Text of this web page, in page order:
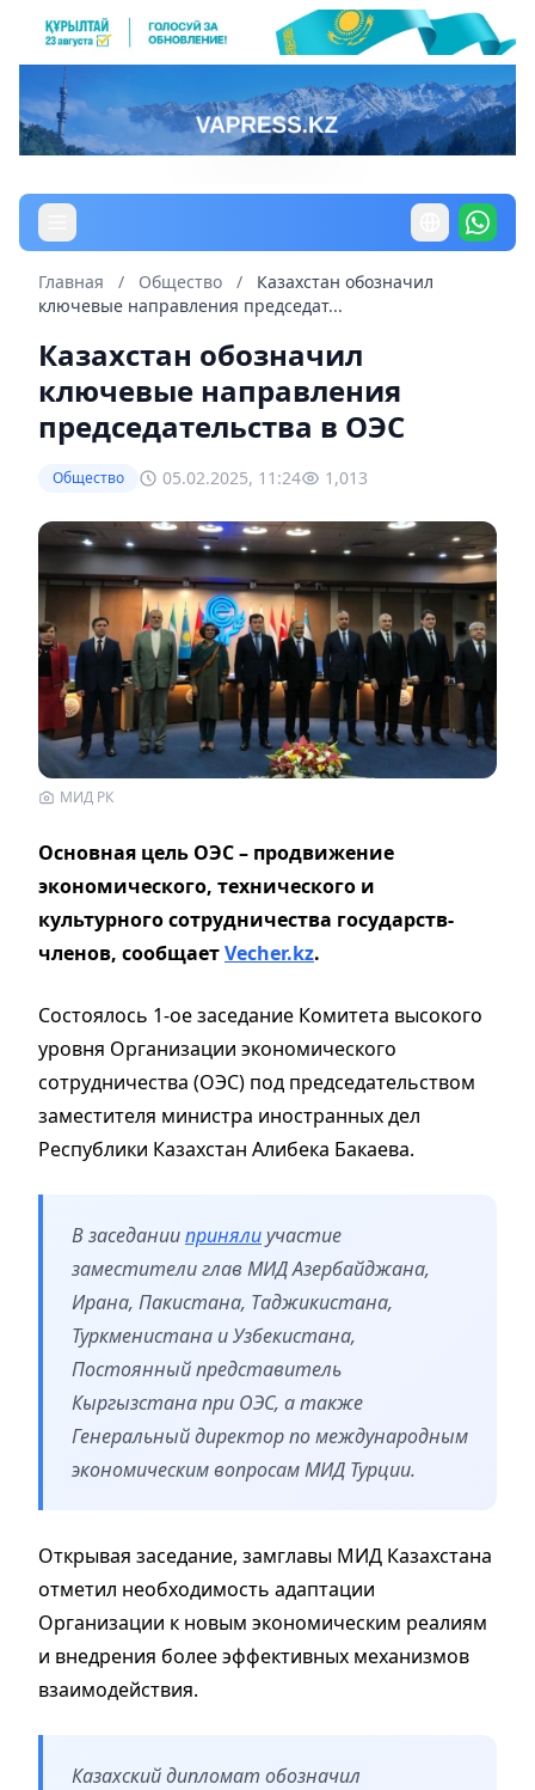
Главная / Общество /
Казахстан обозначил
ключевые направления председат...
Казахстан обозначил
ключевые направления
председательства в ОЭС
Общество 05.02.2025, 11:24 1,013
МИД РК
Основная цель ОЭС – продвижение
экономического, технического и
культурного сотрудничества государств-
членов, сообщаетVecher.kz.
Состоялось 1-ое заседание Комитета высокого
уровня Организации экономического
сотрудничества (ОЭС) под председательством
заместителя министра иностранных дел
Республики Казахстан Алибека Бакаева.
В заседаниипринялиучастие
заместители глав МИД Азербайджана,
Ирана, Пакистана, Таджикистана,
Туркменистана и Узбекистана,
Постоянный представитель
Кыргызстана при ОЭС, а также
Генеральный директор по международным
экономическим вопросам МИД Турции.
Открывая заседание, замглавы МИД Казахстана
отметил необходимость адаптации
Организации к новым экономическим реалиям
и внедрения более эффективных механизмов
взаимодействия.
Казахский дипломат обозначил